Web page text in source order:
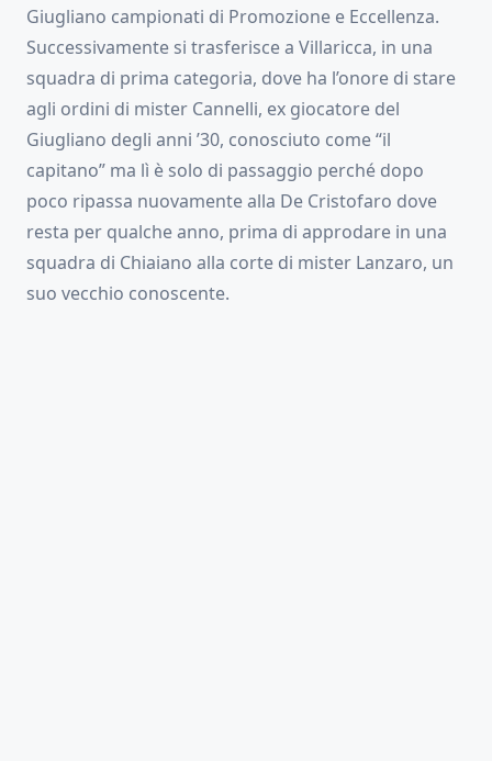
Giugliano campionati di Promozione e Eccellenza.
Successivamente si trasferisce a Villaricca, in una
squadra di prima categoria, dove ha l’onore di stare
agli ordini di mister Cannelli, ex giocatore del
Giugliano degli anni ’30, conosciuto come “il
capitano” ma lì è solo di passaggio perché dopo
poco ripassa nuovamente alla De Cristofaro dove
resta per qualche anno, prima di approdare in una
squadra di Chiaiano alla corte di mister Lanzaro, un
suo vecchio conoscente.